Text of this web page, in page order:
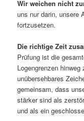
Wir weichen nicht
uns nur darin, unsere
fortzusetzen.
Die richtige Zeit
Prüfung ist die
Logengrenzen
unübersehbares
gemeinsam, dass
stärker sind als
und als ein